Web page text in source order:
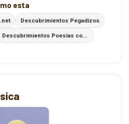
esta
Descubrimientos Pegadizos